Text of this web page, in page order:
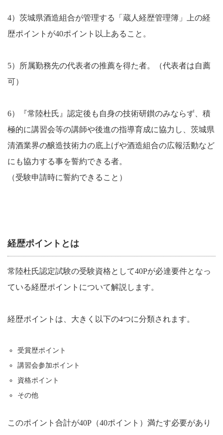
4）茨城県酒造組合が管理する「蔵人経歴管理簿」上の経
歴ポイントが40ポイント以上あること。
5）所属勤務先の代表者の推薦を得た者。（代表者は自薦
可）
6）『常陸杜氏』認定後も自身の技術研鑚のみならず、積
極的に講習会等の講師や後進の指導育成に協力し、茨城県
清酒業界の醸造技術力の底上げや酒造組合の広報活動など
にも協力する事を誓約できる者。
（受験申請時に誓約できること）
経歴ポイントとは
常陸杜氏認定試験の受験資格として40Pが必達要件となっ
ている経歴ポイントについて解説します。
経歴ポイントは、大きく以下の4つに分類されます。
受賞歴ポイント
講習会参加ポイント
資格ポイント
その他
このポイント合計が40P（40ポイント）満たす必要があり